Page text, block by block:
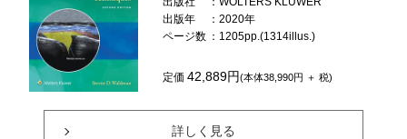
出版年
：2020年
ページ数 ：1205pp.(1314illus.)
定価42,889円(本体38,990円 ＋ 税)
詳しく見る